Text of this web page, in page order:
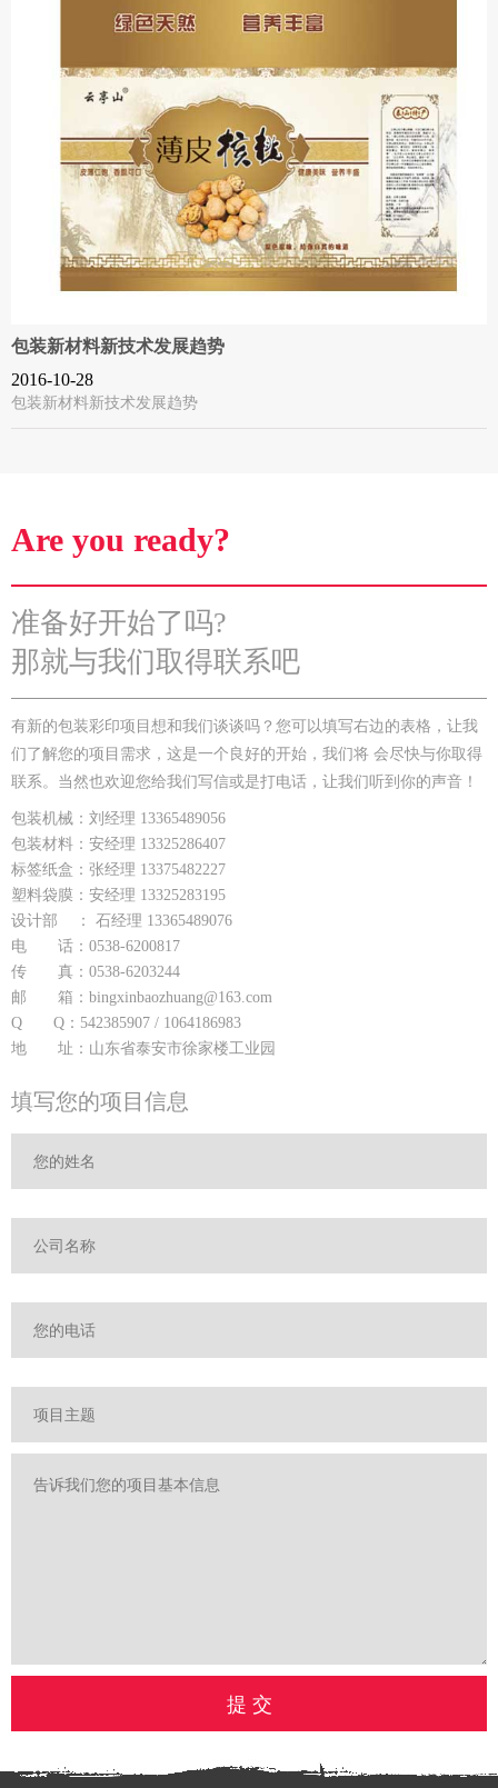
包装新材料新技术发展趋势
2016-10-28
包装新材料新技术发展趋势
Are you ready?
准备好开始了吗?
那就与我们取得联系吧
有新的包装彩印项目想和我们谈谈吗？您可以填写右边的表格，让我
们了解您的项目需求，这是一个良好的开始，我们将 会尽快与你取得
联系。当然也欢迎您给我们写信或是打电话，让我们听到你的声音！
包装机械：刘经理 13365489056
包装材料：安经理 13325286407
标签纸盒：张经理 13375482227
塑料袋膜：安经理 13325283195
设计部 ： 石经理 13365489076
电 话：0538-6200817
传 真：0538-6203244
邮 箱：bingxinbaozhuang@163.com
Q Q：542385907 / 1064186983
地 址：山东省泰安市徐家楼工业园
填写您的项目信息